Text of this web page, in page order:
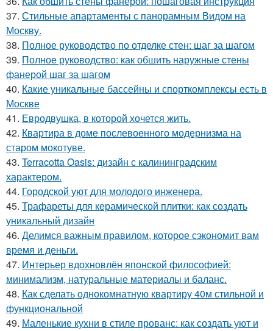
37. Стильные апартаменты с панорамным Видом на
Москву.
38. Полное руководство по отделке стен: шаг за шагом
39. Полное руководство: как обшить наружные стены
фанерой шаг за шагом
40. Какие уникальные бассейны и спорткомплексы есть в
Москве
41. Евродвушка, в которой хочется жить.
42. Квартира в доме послевоенного модернизма на
старом мокотуве.
43. Terracotta Oasis: дизайн с калининградским
характером.
44. Городской уют для молодого инженера.
45. Трафареты для керамической плитки: как создать
уникальный дизайн
46. Делимся важным правилом, которое сэкономит вам
время и деньги.
47. Интерьер вдохновлён японской философией:
минимализм, натуральные материалы и баланс.
48. Как сделать однокомнатную квартиру 40м стильной и
функциональной
49. Маленькие кухни в стиле прованс: как создать уют и